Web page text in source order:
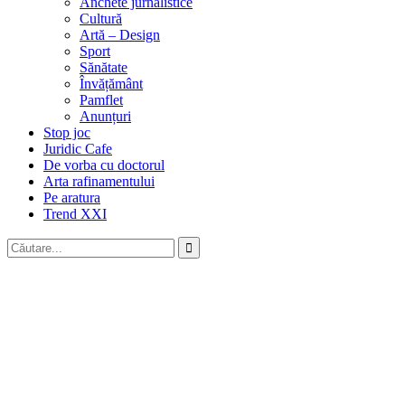
Cultură
Artă – Design
Sport
Sănătate
Învățământ
Pamflet
Anunțuri
Stop joc
Juridic Cafe
De vorba cu doctorul
Arta rafinamentului
Pe aratura
Trend XXI